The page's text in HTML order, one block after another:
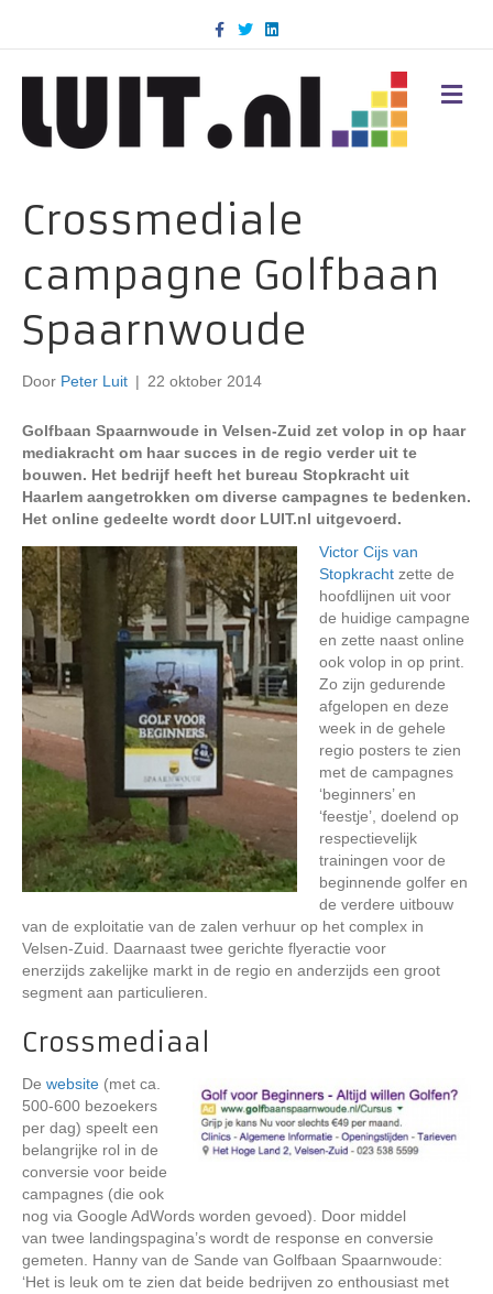
c
k
T
w
i
n
d
M
E
Crossmediale
campagne Golfbaan
Spaarnwoude
Door Peter Luit | 22 oktober 2014
Golfbaan Spaarnwoude in Velsen-Zuid zet volop in op haar
mediakracht om haar succes in de regio verder uit te
bouwen. Het bedrijf heeft het bureau Stopkracht uit
Haarlem aangetrokken om diverse campagnes te bedenken.
Het online gedeelte wordt door LUIT.nl uitgevoerd.
Victor Cijs van
Stopkracht zette de
hoofdlijnen uit voor
de huidige campagne
en zette naast online
ook volop in op print.
Zo zijn gedurende
afgelopen en deze
week in de gehele
regio posters te zien
met de campagnes
‘beginners’ en
‘feestje’, doelend op
respectievelijk
trainingen voor de
beginnende golfer en
de verdere uitbouw
van de exploitatie van de zalen verhuur op het complex in
Velsen-Zuid. Daarnaast twee gerichte flyeractie voor
enerzijds zakelijke markt in de regio en anderzijds een groot
segment aan particulieren.
Crossmediaal
De website (met ca.
500-600 bezoekers
per dag) speelt een
belangrijke rol in de
conversie voor beide
campagnes (die ook
nog via Google AdWords worden gevoed). Door middel
van twee landingspagina’s wordt de response en conversie
gemeten. Hanny van de Sande van Golfbaan Spaarnwoude:
‘Het is leuk om te zien dat beide bedrijven zo enthousiast met